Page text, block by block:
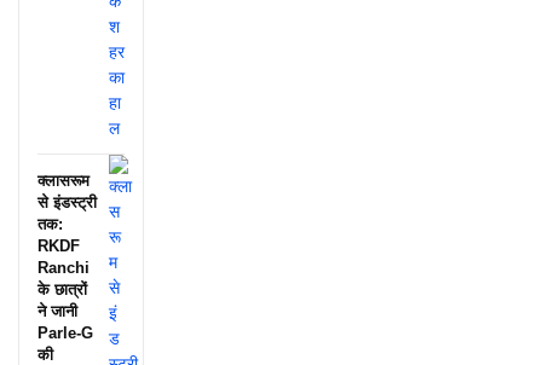
क्लासरूम
से इंडस्ट्री
तक:
RKDF
Ranchi
के छात्रों
ने जानी
Parle-G
की